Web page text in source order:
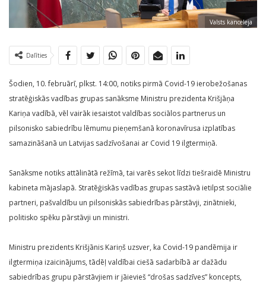
Valsts kanceleja
Dalīties
Šodien, 10. februārī, plkst. 14:00, notiks pirmā Covid-19 ierobežošanas
stratēģiskās vadības grupas sanāksme Ministru prezidenta Krišjāņa
Kariņa vadībā, vēl vairāk iesaistot valdības sociālos partnerus un
pilsonisko sabiedrību lēmumu pieņemšanā koronavīrusa izplatības
samazināšanā un Latvijas sadzīvošanai ar Covid 19 ilgtermiņā.
Sanāksme notiks attālinātā režīmā, tai varēs sekot līdzi tiešraidē Ministru
kabineta mājaslapā. Stratēģiskās vadības grupas sastāvā ietilpst sociālie
partneri, pašvaldību un pilsoniskās sabiedrības pārstāvji, zinātnieki,
politisko spēku pārstāvji un ministri.
Ministru prezidents Krišjānis Kariņš uzsver, ka Covid-19 pandēmija ir
ilgtermiņa izaicinājums, tādēļ valdībai ciešā sadarbībā ar dažādu
sabiedrības grupu pārstāvjiem ir jāievieš “drošas sadzīves” koncepts,